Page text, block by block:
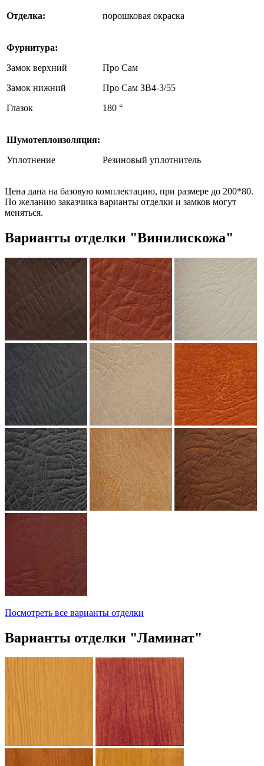
Отделка: порошковая окраска
Фурнитура:
Замок верхний
Замок нижний
Глазок
Про Сам
Про Сам ЗВ4-3/55
180 °
Шумотеплоизоляция:
Уплотнение
Резиновый уплотнитель
Цена дана на базовую комплектацию, при размере до 200*80.
По желанию заказчика варианты отделки и замков могут
меняться.
Варианты отделки "Винилискожа"
Посмотреть все варианты отделки
Варианты отделки "Ламинат"